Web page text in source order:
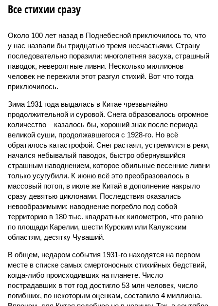
Все стихии сразу
Около 100 лет назад в Поднебесной приключилось то, что
у нас назвали бы тридцатью тремя несчастьями. Страну
последовательно поразили: многолетняя засуха, страшный
паводок, невероятные ливни. Несколько миллионов
человек не пережили этот разгул стихий. Вот что тогда
приключилось.
Зима 1931 года выдалась в Китае чрезвычайно
продолжительной и суровой. Снега образовалось огромное
количество – казалось бы, хороший знак после периода
великой суши, продолжавшегося с 1928-го. Но всё
обратилось катастрофой. Снег растаял, устремился в реки,
начался небывалый паводок, быстро обернувшийся
страшным наводнением, которое обильные весенние ливни
только усугубили. К июню всё это преобразовалось в
массовый потоп, в июле же Китай в дополнение накрыло
сразу девятью циклонами. Последствия оказались
невообразимыми: наводнение погребло под собой
территорию в 180 тыс. квадратных километров, что равно
по площади Карелии, шести Курским или Калужским
областям, десятку Чуваший.
В общем, недаром события 1931-го находятся на первом
месте в списке самых смертоносных стихийных бедствий,
когда-либо происходивших на планете. Число
пострадавших в тот год достигло 53 млн человек, число
погибших, по некоторым оценкам, составило 4 миллиона.